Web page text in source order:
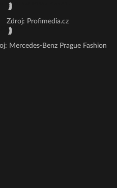
Zdroj: Profimedia.cz
Mercedes-Benz Prague Fashion